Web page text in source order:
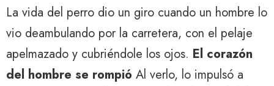
La vida del perro dio un giro cuando un hombre lo
vio deambulando por la carretera, con el pelaje
apelmazado y cubriéndole los ojos. El corazón
del hombre se rompió Al verlo, lo impulsó a